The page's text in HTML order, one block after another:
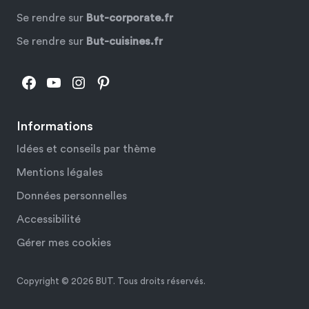
Informations
Idées et conseils par thème
Mentions légales
Données personnelles
Accessibilité
Gérer mes cookies
Se rendre sur But-corporate.fr
Se rendre sur But-cuisines.fr
Facebook
YouTube
Instagram
Pinterest
Copyright © 2026 BUT. Tous droits réservés.